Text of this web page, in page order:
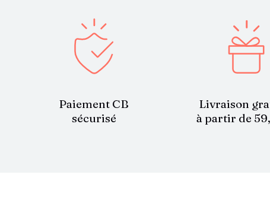
Paiement CB
sécurisé
Livraison
à partir de